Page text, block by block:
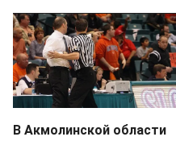
В Акмолинской области